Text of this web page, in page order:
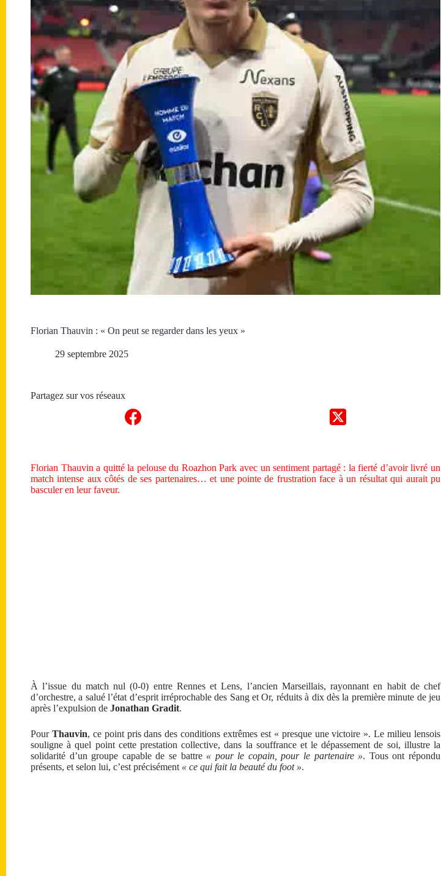
Florian Thauvin : « On peut se regarder dans les yeux »
29 septembre 2025
Partagez sur vos réseaux
Florian Thauvin a quitté la pelouse du Roazhon Park avec un sentiment partagé : la fierté d’avoir livré un
match intense aux côtés de ses partenaires… et une pointe de frustration face à un résultat qui aurait pu
basculer en leur faveur.
À l’issue du match nul (0-0) entre Rennes et Lens, l’ancien Marseillais, rayonnant en habit de chef
d’orchestre, a salué l’état d’esprit irréprochable des Sang et Or, réduits à dix dès la première minute de jeu
après l’expulsion de Jonathan Gradit.
Pour Thauvin, ce point pris dans des conditions extrêmes est « presque une victoire ». Le milieu lensois
souligne à quel point cette prestation collective, dans la souffrance et le dépassement de soi, illustre la
solidarité d’un groupe capable de se battre « pour le copain, pour le partenaire ». Tous ont répondu
présents, et selon lui, c’est précisément « ce qui fait la beauté du foot ».